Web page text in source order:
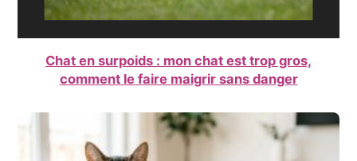
Chat en surpoids : mon chat est trop gros,
comment le faire maigrir sans danger